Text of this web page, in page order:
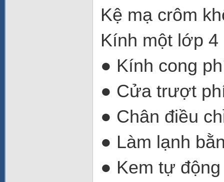
Kệ mạ crôm
Kính một lớp 4
● Kính cong
● Cửa trượt
● Chân điều
● Làm lạnh
● Kem tự động